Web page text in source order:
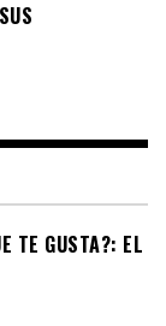
TE GUSTA?: EL